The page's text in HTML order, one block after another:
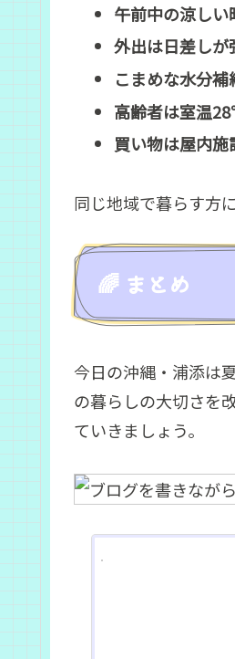
午前中の涼しい
外出は日差しが
こまめな水分
高齢者は室温
買い物は屋内
同じ地域で暮らす方
🌈 まとめ
今日の沖縄・浦添は
の暮らしの大切さを
ていきましょう。